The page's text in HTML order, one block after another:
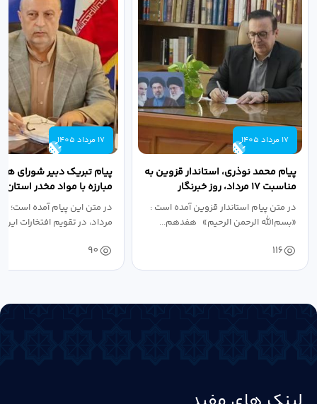
17 مرداد 1405
پیام محمد نوذری، استاندار قزوین به
مناسبت ۱۷ مرداد، روز خبرنگار
در متن پیام استاندار قزوین آمده است :
«بسم‌الله الرحمن الرحیم» هفدهم...
116
17 مرداد 1405
پیام تبریک دبیر شورای
مبارزه با مواد مخدر استان
مناسبت روز خبرنگار...
در متن این پیام آمده
مرداد، در تقویم افتخارات
90